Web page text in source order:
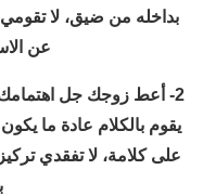
بداخله من ضيق، لا تقومي
عن
2- أعط زوجك جل اهتمامك
يقوم بالكلام عادة ما
على كلامة، لا تفقدي